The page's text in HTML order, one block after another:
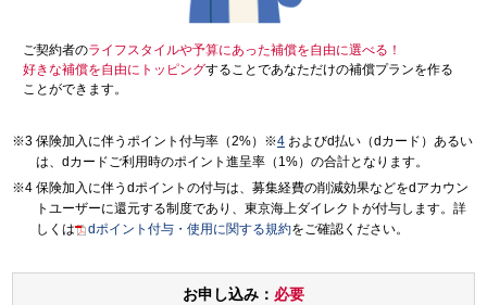
ご契約者のライフスタイルや予算にあった補償を自由に選べる！
好きな補償を自由にトッピングすることであなただけの補償プランを作る
ことができます。
保険加入に伴うポイント付与率（2%）※4 およびd払い（dカード）あるい
は、dカードご利用時のポイント進呈率（1%）の合計となります。
保険加入に伴うdポイントの付与は、募集経費の削減効果などをdアカウン
トユーザーに還元する制度であり、東京海上ダイレクトが付与します。詳
しくは
dポイント付与・使用に関する規約をご確認ください。
お申し込み： 必要